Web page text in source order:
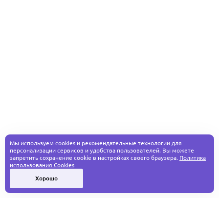
Мы используем cookies и рекомендательные технологии для
персонализации сервисов и удобства пользователей. Вы можете
запретить сохранение cookie в настройках своего браузера. Политика
использования Cookies
Хорошо